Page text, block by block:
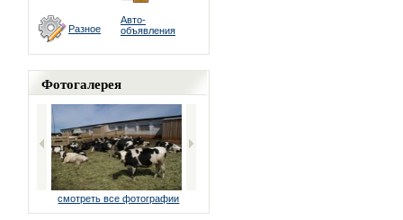
Разное
Авто-
объявления
Фотогалерея
смотреть все фотографии